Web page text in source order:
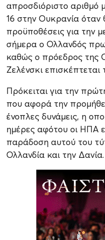
απροσδιόριστο
16 στην Ουκρανία όταν
προϋποθέσεις για την
σήμερα ο Ολλανδός
καθώς ο πρόεδρος της
Ζελένσκι επισκέπτεται
Πρόκειται για την
που αφορά την
ένοπλες δυνάμεις, η
ημέρες αφότου οι ΗΠΑ
παράδοση αυτού του
Ολλανδία και την Δανία.